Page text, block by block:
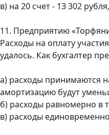
в) на 20 счет - 13 302
11. Предприятию
Расходы на оплату
удалось. Как бухгалтер
а) расходы принимаются
амортизацию будут
б) расходы равномерно в
в) расходы